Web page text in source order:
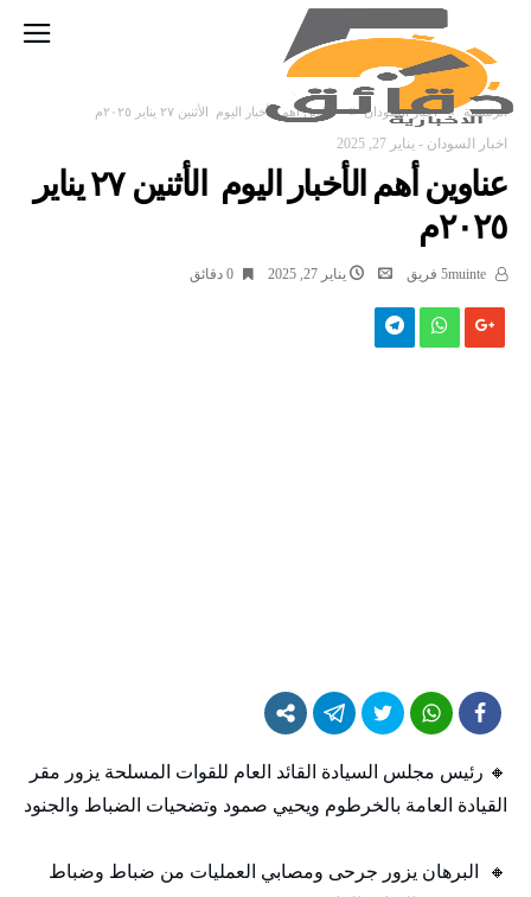
‫الرئيسية‬ اخبار السودان عناوين أهم الأخبار اليوم الأثنين ٢٧ يناير ٢٠٢٥م
اخبار السودان - يناير 27, 2025
عناوين أهم الأخبار اليوم الأثنين ٢٧ يناير
٢٠٢٥م
يناير 27, 2025 0 ‫دقائق‬
🔸 رئيس مجلس السيادة القائد العام للقوات المسلحة يزور مقر
القيادة العامة بالخرطوم ويحيي صمود وتضحيات الضباط والجنود
🔸 البرهان يزور جرحى ومصابي العمليات من ضباط وضباط